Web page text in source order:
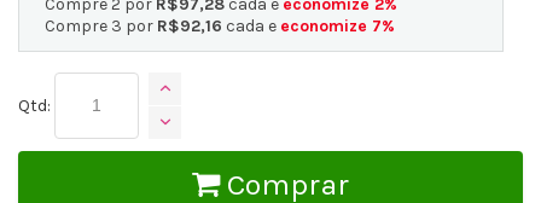
Compre 2 por R$97,28 cada e economize 2%
Compre 3 por R$92,16 cada e economize 7%
Qtd:
Comprar